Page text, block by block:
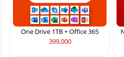
One Drive 1TB + Office 365
399,000